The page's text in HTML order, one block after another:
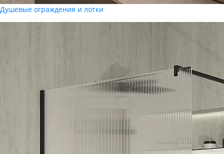
Душевые ограждения и лотки